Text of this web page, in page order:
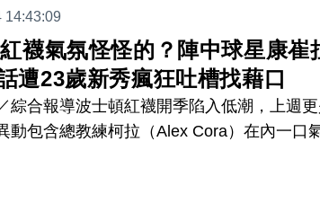
14:43:09
襪氣氛怪怪的？陣中球星康崔
遭23歲新秀瘋狂吐槽找藉口
綜合報導波士頓紅襪開季陷入低潮，上週
動包含總教練柯拉（Alex Cora）在內一口